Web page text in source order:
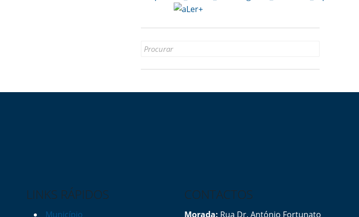
Search
LINKS RÁPIDOS
Município
CONTACTOS
Morada: Rua Dr. António Fortunato